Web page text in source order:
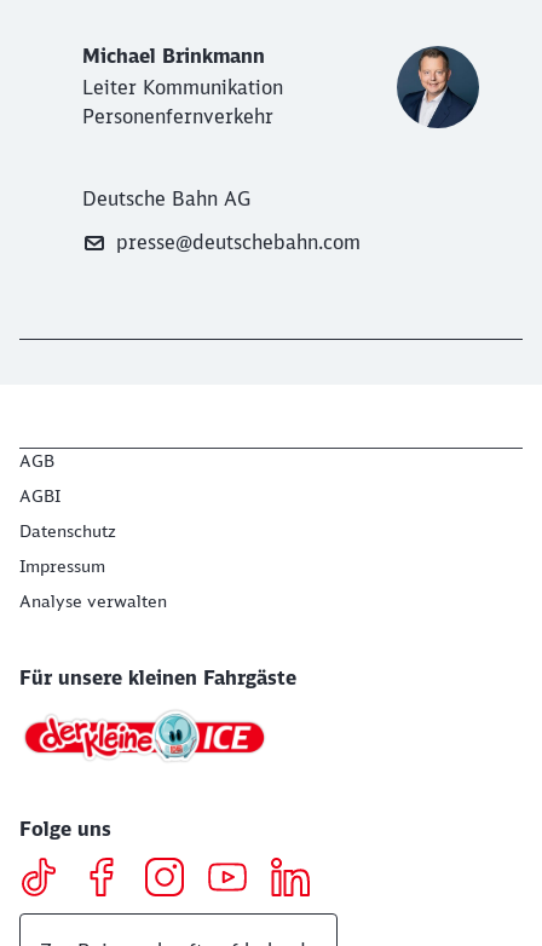
Michael Brinkmann
Leiter Kommunikation
Personenfernverkehr
Deutsche Bahn AG
presse@deutschebahn.com
AGB
AGBI
Datenschutz
Impressum
Analyse verwalten
Für unsere kleinen Fahrgäste
Folge uns